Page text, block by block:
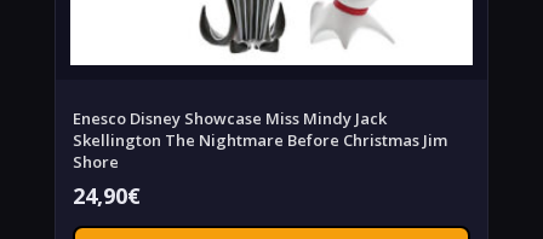
Enesco Disney Showcase Miss Mindy Jack
Skellington The Nightmare Before Christmas Jim
Shore
24,90€